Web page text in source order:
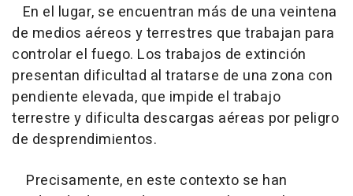
En el lugar, se encuentran más de una veintena
de medios aéreos y terrestres que trabajan para
controlar el fuego. Los trabajos de extinción
presentan dificultad al tratarse de una zona con
pendiente elevada, que impide el trabajo
terrestre y dificulta descargas aéreas por peligro
de desprendimientos.
Precisamente, en este contexto se han